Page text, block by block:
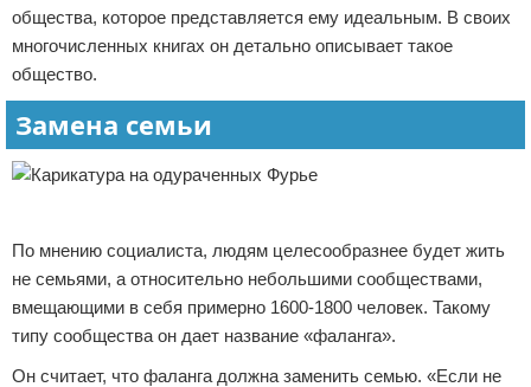
общества, которое представляется ему идеальным. В своих
многочисленных книгах он детально описывает такое
общество.
Замена семьи
По мнению социалиста, людям целесообразнее будет жить
не семьями, а относительно небольшими сообществами,
вмещающими в себя примерно 1600-1800 человек. Такому
типу сообщества он дает название «фаланга».
Он считает, что фаланга должна заменить семью. «Если не